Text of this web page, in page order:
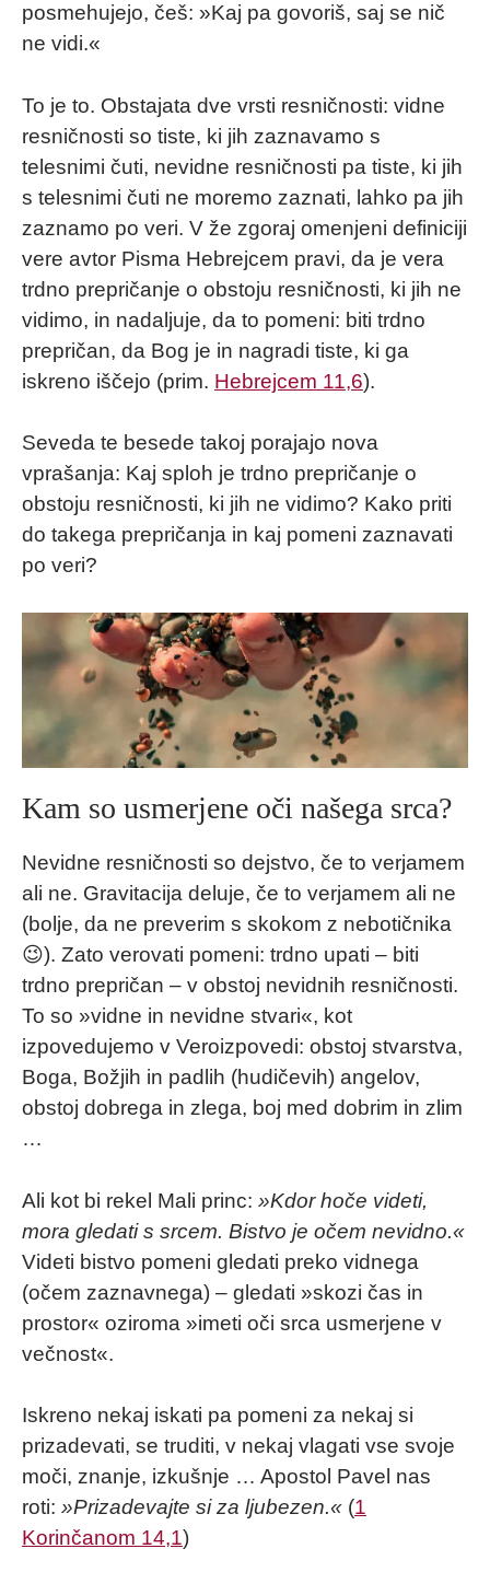
posmehujejo, češ: »Kaj pa govoriš, saj se nič
ne vidi.«
To je to. Obstajata dve vrsti resničnosti: vidne
resničnosti so tiste, ki jih zaznavamo s
telesnimi čuti, nevidne resničnosti pa tiste, ki jih
s telesnimi čuti ne moremo zaznati, lahko pa jih
zaznamo po veri. V že zgoraj omenjeni definiciji
vere avtor Pisma Hebrejcem pravi, da je vera
trdno prepričanje o obstoju resničnosti, ki jih ne
vidimo, in nadaljuje, da to pomeni: biti trdno
prepričan, da Bog je in nagradi tiste, ki ga
iskreno iščejo (prim. Hebrejcem 11,6).
Seveda te besede takoj porajajo nova
vprašanja: Kaj sploh je trdno prepričanje o
obstoju resničnosti, ki jih ne vidimo? Kako priti
do takega prepričanja in kaj pomeni zaznavati
po veri?
Kam so usmerjene oči našega srca?
Nevidne resničnosti so dejstvo, če to verjamem
ali ne. Gravitacija deluje, če to verjamem ali ne
(bolje, da ne preverim s skokom z nebotičnika
😉). Zato verovati pomeni: trdno upati – biti
trdno prepričan – v obstoj nevidnih resničnosti.
To so »vidne in nevidne stvari«, kot
izpovedujemo v Veroizpovedi: obstoj stvarstva,
Boga, Božjih in padlih (hudičevih) angelov,
obstoj dobrega in zlega, boj med dobrim in zlim
…
Ali kot bi rekel Mali princ: »Kdor hoče videti,
mora gledati s srcem. Bistvo je očem nevidno.«
Videti bistvo pomeni gledati preko vidnega
(očem zaznavnega) – gledati »skozi čas in
prostor« oziroma »imeti oči srca usmerjene v
večnost«.
Iskreno nekaj iskati pa pomeni za nekaj si
prizadevati, se truditi, v nekaj vlagati vse svoje
moči, znanje, izkušnje … Apostol Pavel nas
roti: »Prizadevajte si za ljubezen.« (1
Korinčanom 14,1)